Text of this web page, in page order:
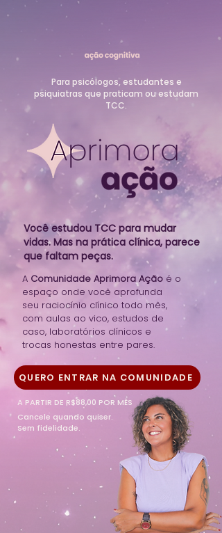
Para psicólogos, estudantes e
psiquiatras que praticam ou estudam
TCC.
Você estudou TCC para mudar
vidas. Mas na prática clínica, parece
que faltam peças.
A Comunidade Aprimora Ação é o
espaço onde você aprofunda
seu raciocínio clínico todo mês,
com aulas ao vico, estudos de
caso, laboratórios clínicos e
trocas honestas entre pares.
A PARTIR DE R$88,00 POR MÊS
QUERO ENTRAR NA COMUNIDADE
Cancele quando quiser.
Sem fidelidade.